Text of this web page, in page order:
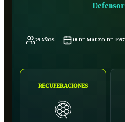
Defensor
29 AÑOS 18 DE MARZO DE 1997
RECUPERACIONES